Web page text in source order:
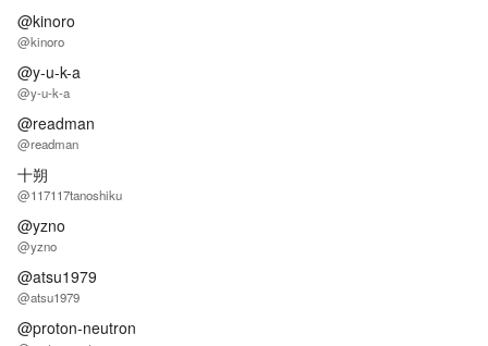
@kinoro
@kinoro
@y-u-k-a
@y-u-k-a
@readman
@readman
十朔
@117117tanoshiku
@yzno
@yzno
@atsu1979
@atsu1979
@proton-neutron